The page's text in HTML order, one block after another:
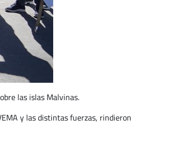
las islas Malvinas.
y las distintas fuerzas, rindieron